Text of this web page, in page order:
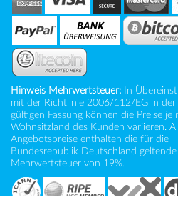
Hinweis Mehrwertsteuer: In
mit der Richtlinie 2006/112/EG in der
gültigen Fassung können die Preise je
Wohnsitzland des Kunden variieren.
Angebotspreise enthalten die für die
Bundesrepublik Deutschland geltende
Mehrwertsteuer von 19%.